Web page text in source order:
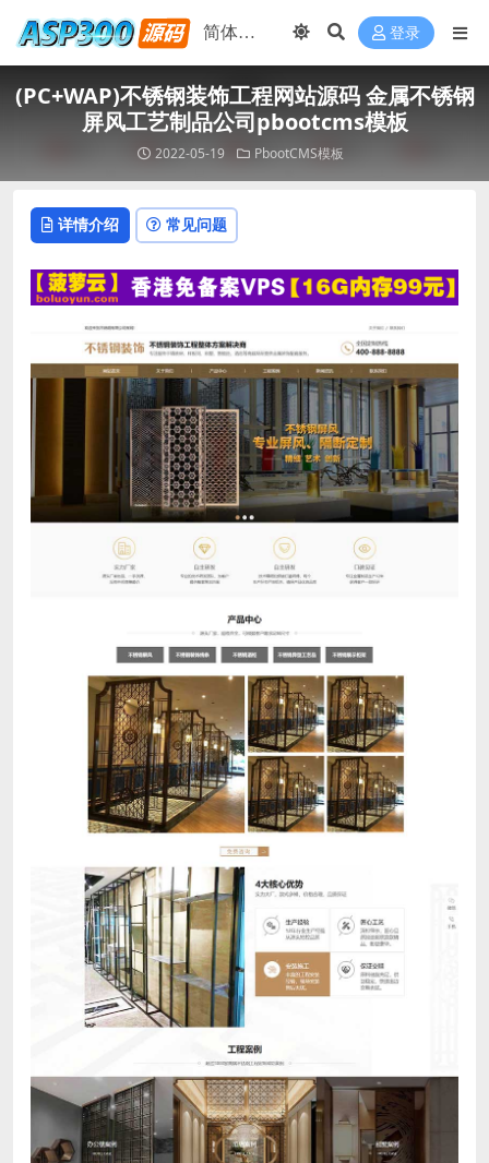
登录
(PC+WAP)不锈钢装饰工程网站源码 金属不锈钢
屏风工艺制品公司pbootcms模板
2022-05-19 PbootCMS模板
详情介绍 常见问题